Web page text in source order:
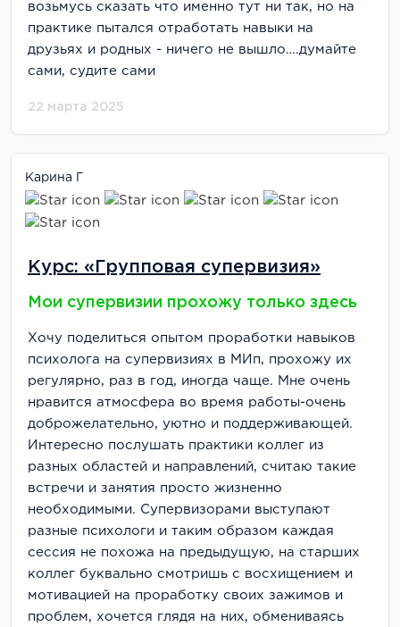
возьмусь сказать что именно тут ни так, но на
практике пытался отработать навыки на
друзьях и родных - ничего не вышло….думайте
сами, судите сами
22 марта 2025
Карина Г
Курс: «Групповая супервизия»
Мои супервизии прохожу только здесь
Хочу поделиться опытом проработки навыков
психолога на супервизиях в МИп, прохожу их
регулярно, раз в год, иногда чаще. Мне очень
нравится атмосфера во время работы-очень
доброжелательно, уютно и поддерживающей.
Интересно послушать практики коллег из
разных областей и направлений, считаю такие
встречи и занятия просто жизненно
необходимыми. Супервизорами выступают
разные психологи и таким образом каждая
сессия не похожа на предыдущую, на старших
коллег буквально смотришь с восхищением и
мотивацией на проработку своих зажимов и
проблем, хочется глядя на них, обмениваясь